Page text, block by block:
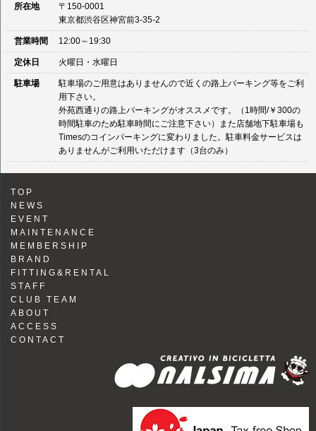
所在地
〒150-0001
東京都渋谷区神宮前3-35-2
営業時間 12:00～19:30
定休日 火曜日・水曜日
駐車場
駐車場のご用意はありませんので近くの路上パーキング等をご利
用下さい。
外苑西通りの路上パーキングがオススメです。（1時間/￥300の
時間駐車のため駐車時間にご注意下さい）また店舗地下駐車場も
Timesのコインパーキングに変わりました。駐車料金サービスは
ありませんがご利用いただけます（3台のみ）
TOP
NEWS
EVENT
MAINTENANCE
MEMBERSHIP
BRAND
FITTING&RENTAL
STAFF
CLUB TEAM
ABOUT
ACCESS
CONTACT